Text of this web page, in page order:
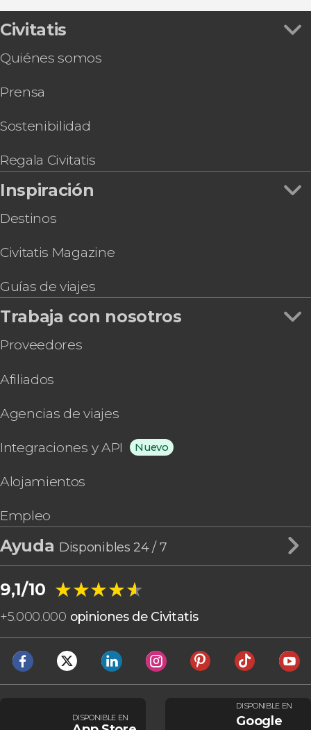
Civitatis
Quiénes somos
Prensa
Sostenibilidad
Regala Civitatis
Inspiración
Destinos
Civitatis Magazine
Guías de viajes
Trabaja con nosotros
Proveedores
Afiliados
Agencias de viajes
Integraciones y API Nuevo
Alojamientos
Empleo
Ayuda Disponibles 24 / 7
9,1/10 ★★★★★
★★★★★
+5.000.000 opiniones de Civitatis
DISPONIBLE EN
DISPONIBLE EN
Google